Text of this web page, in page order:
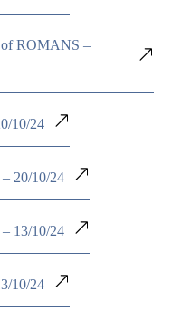
ROMANS –
10/24
20/10/24
13/10/24
10/24